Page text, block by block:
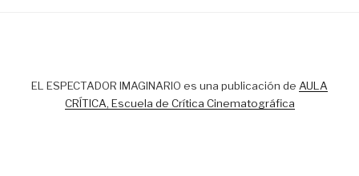
EL ESPECTADOR IMAGINARIO es una publicación de AULA
CRÍTICA, Escuela de Crítica Cinematográfica